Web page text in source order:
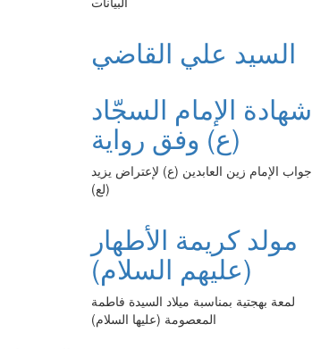
السيد علي القاضي
شهادة الإمام السجّاد
(ع) وفق رواية
جواب الإمام زين العابدين (ع) لإعتراض يزيد
(لع)
مولد كريمة الأطهار
(عليهم السلام)
لمعة بهجتية بمناسبة ميلاد السيدة فاطمة
المعصومة (عليها السلام)